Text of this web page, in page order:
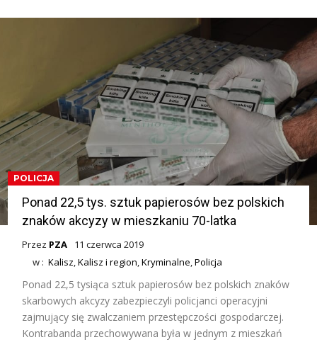
POLICJA
Ponad 22,5 tys. sztuk papierosów bez polskich
znaków akcyzy w mieszkaniu 70-latka
Przez PZA
11 czerwca 2019
w :Kalisz,Kalisz i region,Kryminalne,Policja
Ponad 22,5 tysiąca sztuk papierosów bez polskich znaków
skarbowych akcyzy zabezpieczyli policjanci operacyjni
zajmujący się zwalczaniem przestępczości gospodarczej.
Kontrabanda przechowywana była w jednym z mieszkań